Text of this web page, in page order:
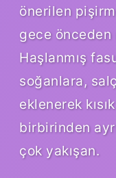
önerilen
gece önceden
Haşlanmış
soğanlara,
eklenerek
birbirinden
çok yakışan.